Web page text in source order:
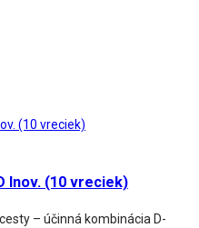
Inov. (10 vreciek)
– účinná kombinácia D-